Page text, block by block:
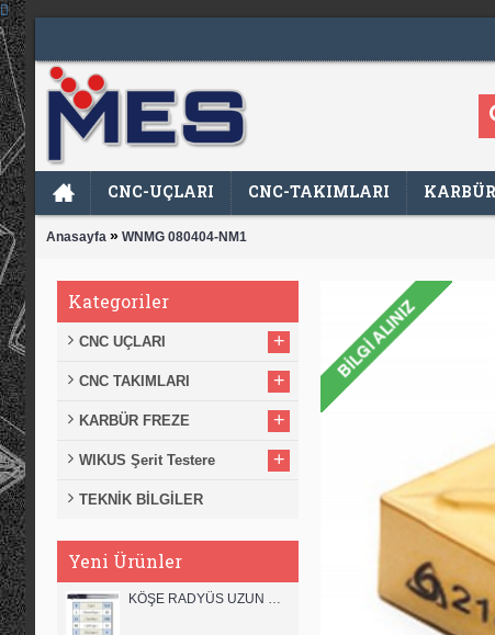
CNC-UÇLARI CNC-TAKIMLARI
Anasayfa » WNMG 080404-NM1
Kategoriler
CNC UÇLARI +
CNC TAKIMLARI +
KARBÜR FREZE +
WIKUS Şerit Testere +
TEKNİK BİLGİLER
Yeni Ürünler